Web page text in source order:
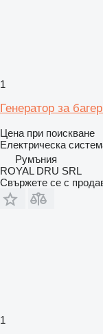
1
Генератор за
Цена при поискване
Електрическа
Румъния
ROYAL DRU SRL
Свържете се с
1